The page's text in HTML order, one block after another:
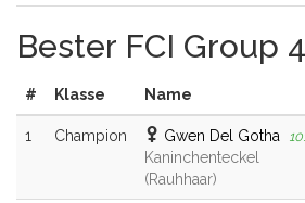
Bester FCI Group 4
# Klasse Name
1 Champion Gwen Del Gotha
Kaninchenteckel
(Rauhhaar)